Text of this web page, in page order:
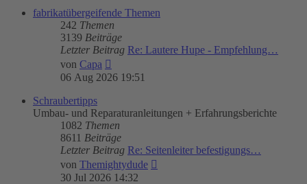
fabrikatübergeifende Themen
242 Themen
3139 Beiträge
Letzter Beitrag Re: Lautere Hupe - Empfehlung…
von Capa
Beitrag
06 Aug 2026 19:51
Schraubertipps
Umbau- und Reparaturanleitungen + Erfahrungsberichte
1082 Themen
8611 Beiträge
Letzter Beitrag Re: Seitenleiter befestigungs…
von Themightydude
30 Jul 2026 14:32